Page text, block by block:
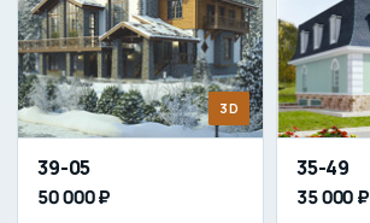
3D
39-05
50 000 ₽
35-49
35 000 ₽